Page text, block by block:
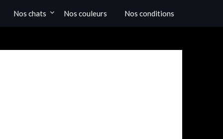
Nos chats Nos couleurs Nos conditions